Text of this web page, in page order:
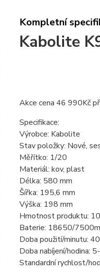
Kompletní
Kabolite
Akce cena 46 990Kč
Specifikace:
Výrobce: Kabolite
Stav položky: Nové,
Měřítko: 1/20
Materiál: kov, plast
Délka: 580 mm
Šířka: 195,6 mm
Výška: 198 mm
Hmotnost produktu:
Baterie: 18650/
Doba použití/minutu:
Doba nabíjení/hodina:
Standardní rychlost/